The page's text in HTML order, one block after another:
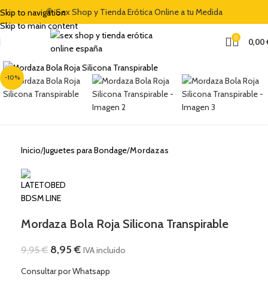
Skip to navigation
Skip to main content
🍭 Sex Shop y Tienda Erótica Online a tu Medida
0 0,00
-10%
Clic para ampliar
Inicio Juguetes para Bondage Mordazas
Mordaza Bola Roja Silicona Transpirable
9,95€ 8,95€ IVA incluido
Consultar por Whatsapp